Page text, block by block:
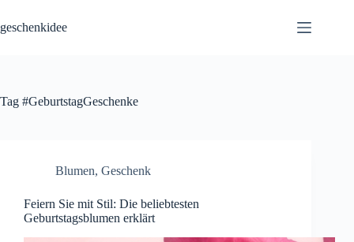
content
geschenkidee
Tag #GeburtstagGeschenke
Blumen, Geschenk
Feiern Sie mit Stil: Die beliebtesten
Geburtstagsblumen erklärt